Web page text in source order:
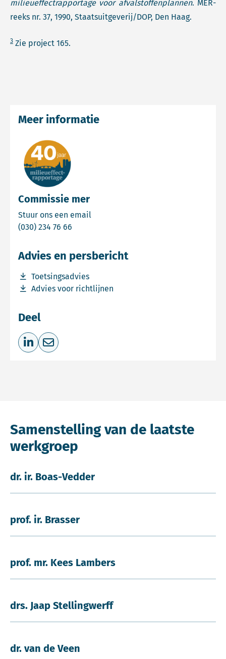
milieueffectrapportage voor afvalstoffenplannen. MER-
reeks nr. 37, 1990, Staatsuitgeverij/DOP, Den Haag.
3 Zie project 165.
Commissie mer
Stuur ons een email
(030) 234 76 66
Meer informatie
Advies en persbericht
Toetsingsadvies
Download bestand Toetsingsadvies
Advies voor richtlijnen
Download bestand Advies voor richtlijnen
Deel
Deel op LinkedIn
Deel via e-mail
Samenstelling van de laatste
werkgroep
dr. ir. Boas-Vedder
prof. ir. Brasser
prof. mr. Kees Lambers
drs. Jaap Stellingwerff
dr. van de Veen